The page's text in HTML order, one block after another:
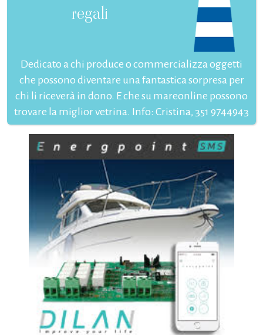
regali
Dedicato a chi produce o commercializza oggetti
che possono diventare una fantastica sorpresa per
chi li riceverà in dono. E che su mareonline possono
trovare la miglior vetrina. Info: Cristina, 351 9744943